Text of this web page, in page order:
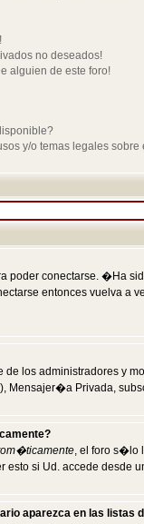
no deseados!
alguien de este foro!
y/o temas legales sobre
poder conectarse. �Ha
entonces vuelva a
los administradores y
Mensajer�a Privada,
, el foro s�lo
esto si Ud. accede desde
aparezca en las listas